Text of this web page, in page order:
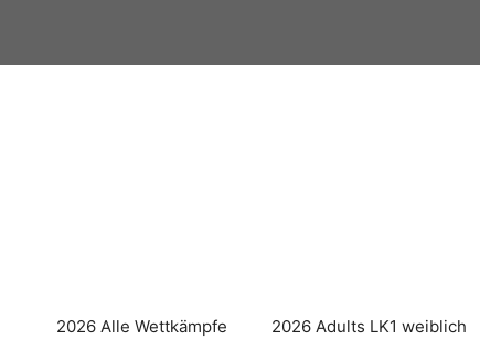
springen
2026 Alle Wettkämpfe 2026 Adults LK1 weiblich